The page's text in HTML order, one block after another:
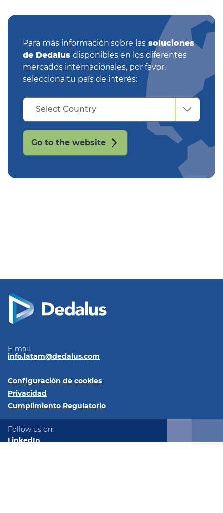
Para más información sobre las soluciones
de Dedalus disponibles en los diferentes
mercados internacionales, por favor,
selecciona tu país de interés:
Select
Country
Select Country
Go to the website
E-mail
info.latam@dedalus.com
Configuración de cookies
Privacidad
Cumplimiento Regulatorio
Follow us on:
LinkedIn